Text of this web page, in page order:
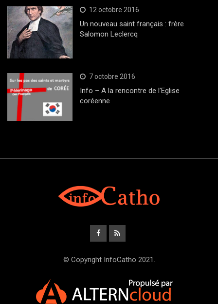
12 octobre 2016
Un nouveau saint français : frère
Salomon Leclercq
7 octobre 2016
Info – A la rencontre de l’Eglise
coréenne
© Copyright InfoCatho 2021.